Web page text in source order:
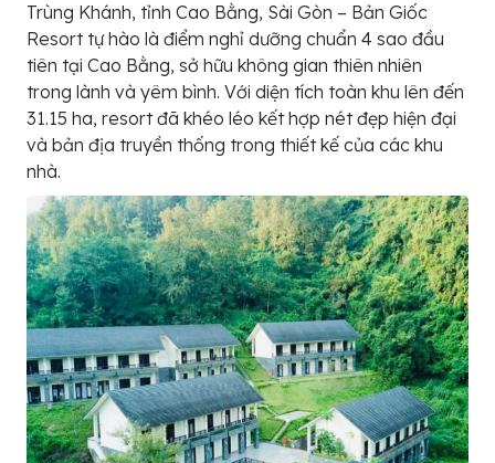
Trùng Khánh, tỉnh Cao Bằng, Sài Gòn – Bản Giốc
Resort tự hào là điểm nghỉ dưỡng chuẩn 4 sao đầu
tiên tại Cao Bằng, sở hữu không gian thiên nhiên
trong lành và yêm bình. Với diện tích toàn khu lên đến
31.15 ha, resort đã khéo léo kết hợp nét đẹp hiện đại
và bản địa truyền thống trong thiết kế của các khu
nhà.